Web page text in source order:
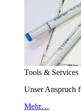
Tools & Services
Unser Anspruch
Mehr…